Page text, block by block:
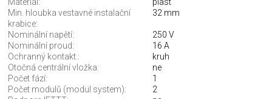
Materiál:
plast
Min. hloubka vestavné instalační
krabice:
32 mm
Nominální napětí:
250 V
Nominální proud:
16 A
Ochranný kontakt.:
kruh
Otočná centrální vložka:
ne
Počet fází:
1
Počet modulů (modul system):
2